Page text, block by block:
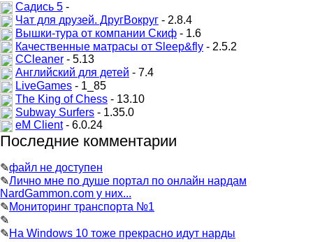
Садись 5 -
Чат для друзей. ДругВокруг - 2.8.4
Вышки-тура от компании Скиф - 1.6
Качественные матрасы от Sleep&fly - 2.5.2
CCleaner - 5.13
Английский для детей - 7.4
LiveGames - 1_85
The King of Chess - 13.10
Subway Surfers - 1.35.0
eM Client- 6.0.24
Последние комментарии
✎файл не доступен
✎Лично мне по душе портал по онлайн нардам
NardGammon.com у них...
✎Мониторинг транспорта №1
✎
✎На Windows 10 тоже прекрасно идут нарды